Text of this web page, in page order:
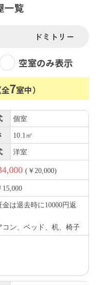
一覧
ドミトリー
空室のみ表示
7室中）
個室
10.1㎡
洋室
(￥20,000)
15,000
金は退去時に10000円返
コン、ベッド、机、椅子